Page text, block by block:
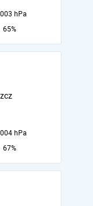
hPa
65%
hPa
67%